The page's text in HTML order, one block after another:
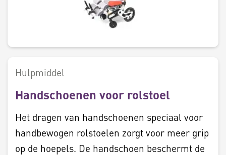
Hulpmiddel
Handschoenen voor rolstoel
Het dragen van handschoenen speciaal voor
handbewogen rolstoelen zorgt voor meer grip
op de hoepels. De handschoen beschermt de